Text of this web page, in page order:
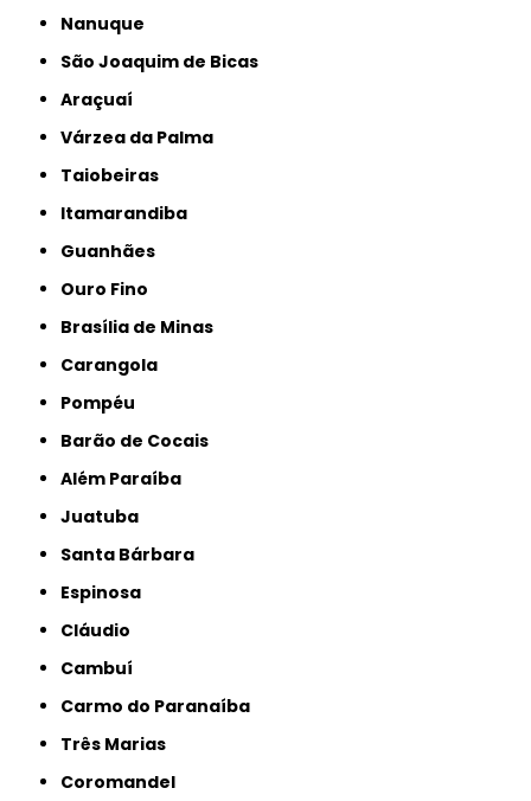
Nanuque
São Joaquim de Bicas
Araçuaí
Várzea da Palma
Taiobeiras
Itamarandiba
Guanhães
Ouro Fino
Brasília de Minas
Carangola
Pompéu
Barão de Cocais
Além Paraíba
Juatuba
Santa Bárbara
Espinosa
Cláudio
Cambuí
Carmo do Paranaíba
Três Marias
Coromandel